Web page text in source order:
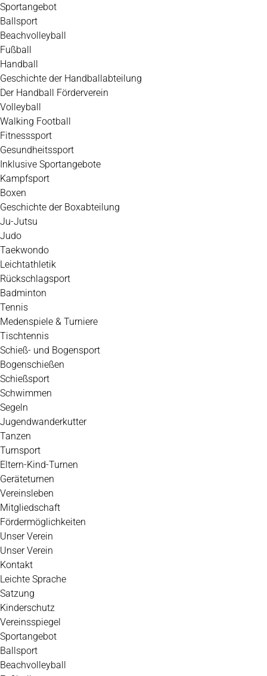
Zum
Inhalt
springen
Sportangebot
Ballsport
Beachvolleyball
Fußball
Handball
Geschichte der Handballabteilung
Der Handball Förderverein
Volleyball
Walking Football
Fitnesssport
Gesundheitssport
Inklusive Sportangebote
Kampfsport
Boxen
Geschichte der Boxabteilung
Ju-Jutsu
Judo
Taekwondo
Leichtathletik
Rückschlagsport
Badminton
Tennis
Medenspiele & Turniere
Tischtennis
Schieß- und Bogensport
Bogenschießen
Schießsport
Schwimmen
Segeln
Jugendwanderkutter
Tanzen
Turnsport
Eltern-Kind-Turnen
Geräteturnen
Vereinsleben
Mitgliedschaft
Fördermöglichkeiten
Unser Verein
Unser Verein
Kontakt
Leichte Sprache
Satzung
Kinderschutz
Vereinsspiegel
Sportangebot
Ballsport
Beachvolleyball